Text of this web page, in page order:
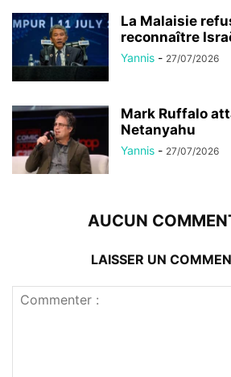
La Malaisie
reconnaître
Yannis - 27/07/2026
Mark Ruffalo
Netanyahu
Yannis - 27/07/2026
AUCUN
LAISSER UN